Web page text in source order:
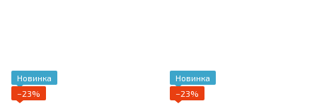
Новинка
−23%
Новинка
−23%